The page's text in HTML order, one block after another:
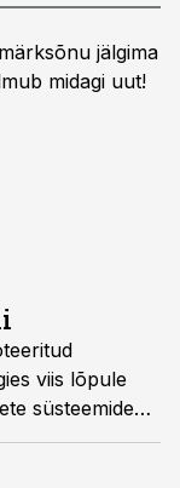
jälgima
midagi uut!
viis lõpule
süsteemide